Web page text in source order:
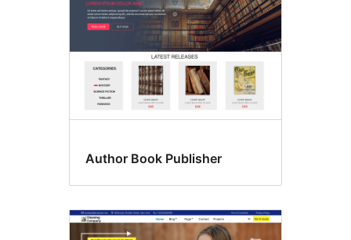
Author Book Publisher